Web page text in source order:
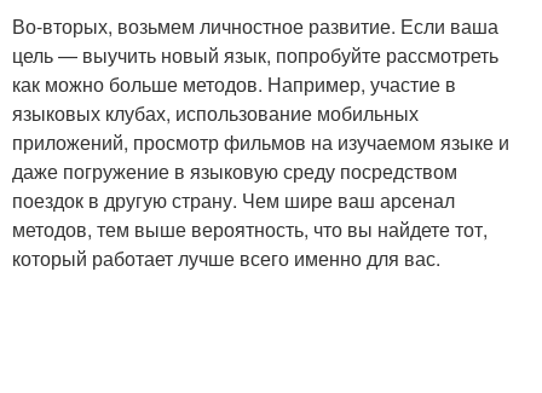
Во-вторых, возьмем личностное развитие. Если ваша
цель — выучить новый язык, попробуйте рассмотреть
как можно больше методов. Например, участие в
языковых клубах, использование мобильных
приложений, просмотр фильмов на изучаемом языке и
даже погружение в языковую среду посредством
поездок в другую страну. Чем шире ваш арсенал
методов, тем выше вероятность, что вы найдете тот,
который работает лучше всего именно для вас.